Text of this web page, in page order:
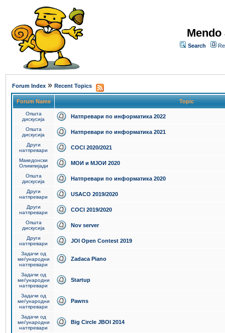
Search
Forum Index » Recent Topics
Forum Name Topic
Општа
дискусија
Натпревари по информатика 2022
Општа
дискусија
Натпревари по информатика 2021
Други
натпревари
COCI 2020/2021
Македонски
Олимпијади
МОИ и МЈОИ 2020
Општа
дискусија
Натпревари по информатика 2020
Други
натпревари
USACO 2019/2020
Други
натпревари
COCI 2019/2020
Општа
дискусија
Nov server
Други
натпревари
JOI Open Contest 2019
Задачи од
меѓународни
натпревари
Zadaca Piano
Задачи од
меѓународни
натпревари
Startup
Задачи од
меѓународни
натпревари
Pawns
Задачи од
меѓународни
натпревари
Big Circle JBOI 2014